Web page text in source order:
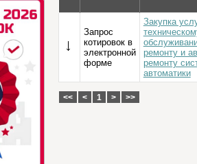
Запрос
котировок в
электронной
форме
Закупка
ремонту и
ремонту
автоматики
<< < 1 > >>